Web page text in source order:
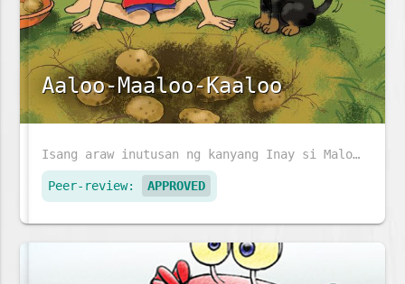
Aaloo-Maaloo-Kaaloo
Isang araw inutusan ng kanyang Inay si Maloo na mag-ani ng mga patatas. Makaka-ani kaya si Maloo ng patatas sa hardin ng kanyang Lola?
Peer-review: APPROVED